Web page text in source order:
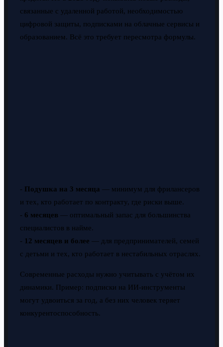
связанные с удаленной работой, необходимостью
цифровой защиты, подписками на облачные сервисы и
образованием. Всё это требует пересмотра формулы.
- Подушка на 3 месяца — минимум для фрилансеров
и тех, кто работает по контракту, где риски выше.
- 6 месяцев — оптимальный запас для большинства
специалистов в найме.
- 12 месяцев и более — для предпринимателей, семей
с детьми и тех, кто работает в нестабильных отраслях.
Современные расходы нужно учитывать с учётом их
динамики. Пример: подписки на ИИ-инструменты
могут удвоиться за год, а без них человек теряет
конкурентоспособность.